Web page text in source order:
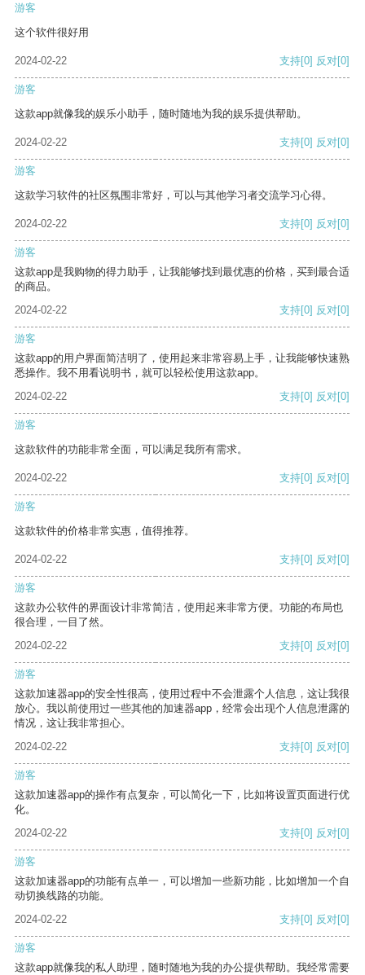
游客
这个软件很好用
2024-02-22 支持[0] 反对[0]
游客
这款app就像我的娱乐小助手，随时随地为我的娱乐提供帮助。
2024-02-22 支持[0] 反对[0]
游客
这款学习软件的社区氛围非常好，可以与其他学习者交流学习心得。
2024-02-22 支持[0] 反对[0]
游客
这款app是我购物的得力助手，让我能够找到最优惠的价格，买到最合适
的商品。
2024-02-22
支持[0] 反对[0]
游客
这款app的用户界面简洁明了，使用起来非常容易上手，让我能够快速熟
悉操作。我不用看说明书，就可以轻松使用这款app。
2024-02-22
支持[0] 反对[0]
游客
这款软件的功能非常全面，可以满足我所有需求。
2024-02-22 支持[0] 反对[0]
游客
这款软件的价格非常实惠，值得推荐。
2024-02-22 支持[0] 反对[0]
游客
这款办公软件的界面设计非常简洁，使用起来非常方便。功能的布局也
很合理，一目了然。
2024-02-22
支持[0] 反对[0]
游客
这款加速器app的安全性很高，使用过程中不会泄露个人信息，这让我很
放心。我以前使用过一些其他的加速器app，经常会出现个人信息泄露的
情况，这让我非常担心。
2024-02-22
支持[0] 反对[0]
游客
这款加速器app的操作有点复杂，可以简化一下，比如将设置页面进行优
化。
2024-02-22
支持[0] 反对[0]
游客
这款加速器app的功能有点单一，可以增加一些新功能，比如增加一个自
动切换线路的功能。
2024-02-22
支持[0] 反对[0]
游客
这款app就像我的私人助理，随时随地为我的办公提供帮助。我经常需要